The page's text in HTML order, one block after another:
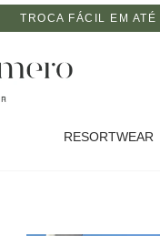
RESORTWEAR